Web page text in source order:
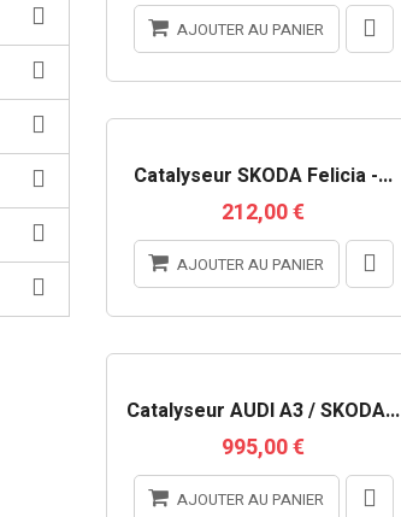
AJOUTER AU PANIER
Catalyseur SKODA Felicia -...
212,00 €
AJOUTER AU PANIER
Catalyseur AUDI A3 / SKODA...
995,00 €
AJOUTER AU PANIER